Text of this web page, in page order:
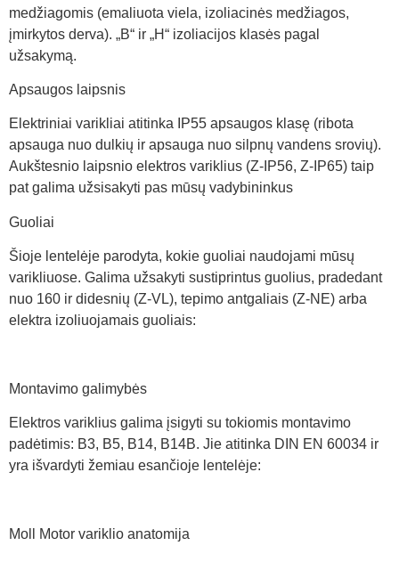
medžiagomis (emaliuota viela, izoliacinės medžiagos,
įmirkytos derva). „B“ ir „H“ izoliacijos klasės pagal
užsakymą.
Apsaugos laipsnis
Elektriniai varikliai atitinka IP55 apsaugos klasę (ribota
apsauga nuo dulkių ir apsauga nuo silpnų vandens srovių).
Aukštesnio laipsnio elektros variklius (Z-IP56, Z-IP65) taip
pat galima užsisakyti pas mūsų vadybininkus
Guoliai
Šioje lentelėje parodyta, kokie guoliai naudojami mūsų
varikliuose. Galima užsakyti sustiprintus guolius, pradedant
nuo 160 ir didesnių (Z-VL), tepimo antgaliais (Z-NE) arba
elektra izoliuojamais guoliais:
Montavimo galimybės
Elektros variklius galima įsigyti su tokiomis montavimo
padėtimis: B3, B5, B14, B14B. Jie atitinka DIN EN 60034 ir
yra išvardyti žemiau esančioje lentelėje:
Moll Motor variklio anatomija